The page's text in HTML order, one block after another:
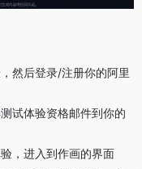
然后登录/注册你的阿里
试体验资格邮件到你的
，进入到作画的界面